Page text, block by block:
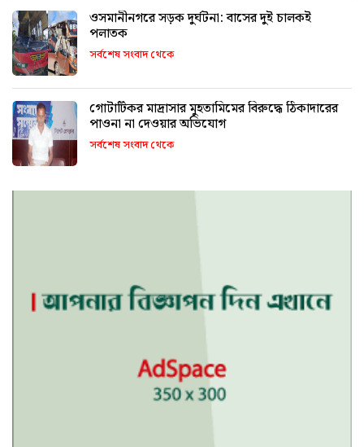
ওসমানীনগরে সড়ক দুর্ঘটনা: বাসের দুই চালকই
পলাতক
সর্বশেষ সংবাদ থেকে
গোটাটিকর মাদ্রাসার মুহতামিমের বিরুদ্ধে ঠিকাদারের
পাওনা না দেওয়ার অভিযোগ
সর্বশেষ সংবাদ থেকে